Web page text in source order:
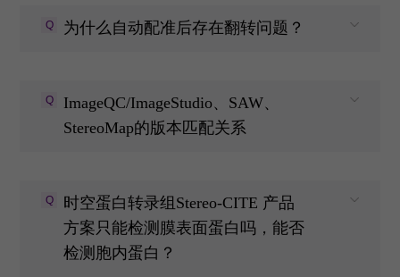
Q 为什么自动配准后存在翻转问题？
Q
ImageQC/ImageStudio、SAW、
StereoMap的版本匹配关系
Q
时空蛋白转录组Stereo-CITE 产品
方案只能检测膜表面蛋白吗，能否
检测胞内蛋白？